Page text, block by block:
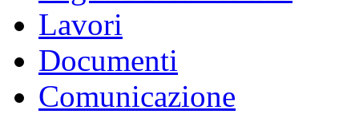
Lavori
Documenti
Comunicazione